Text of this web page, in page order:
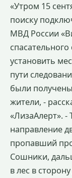
«Утром 15
поиску
МВД России
установить
пути
были
жители, -
«ЛизаАлерт». -
направление
пропавший
Сошники,
в лес в